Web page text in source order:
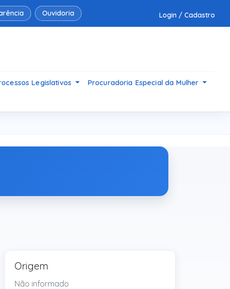
Ouvidoria Login / Cadastro
Legislativos
Procuradoria Especial da Mulher
Origem
Não informado